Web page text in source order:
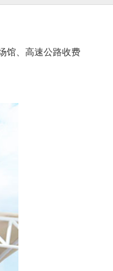
馆、高速公路收费